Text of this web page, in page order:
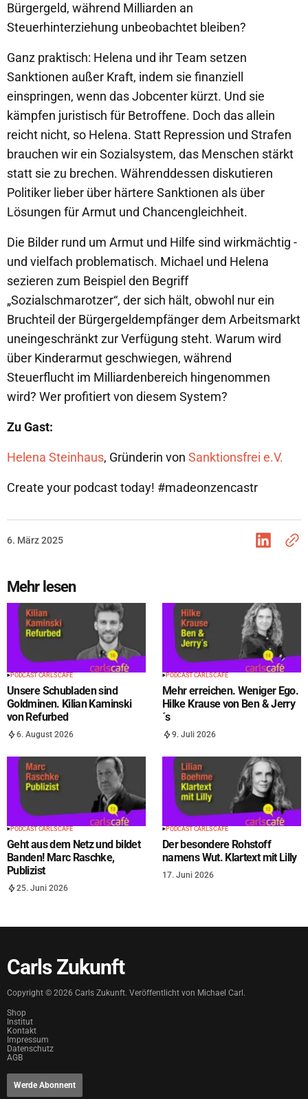
Bürgergeld, während Milliarden an
Steuerhinterziehung unbeobachtet bleiben?
Ganz praktisch: Helena und ihr Team setzen
Sanktionen außer Kraft, indem sie finanziell
einspringen, wenn das Jobcenter kürzt. Und sie
kämpfen juristisch für Betroffene. Doch das allein
reicht nicht, so Helena. Statt Repression und Strafen
brauchen wir ein Sozialsystem, das Menschen stärkt
statt sie zu brechen. Währenddessen diskutieren
Politiker lieber über härtere Sanktionen als über
Lösungen für Armut und Chancengleichheit.
Die Bilder rund um Armut und Hilfe sind wirkmächtig -
und vielfach problematisch. Michael und Helena
sezieren zum Beispiel den Begriff
„Sozialschmarotzer“, der sich hält, obwohl nur ein
Bruchteil der Bürgergeldempfänger dem Arbeitsmarkt
uneingeschränkt zur Verfügung steht. Warum wird
über Kinderarmut geschwiegen, während
Steuerflucht im Milliardenbereich hingenommen
wird? Wer profitiert von diesem System?
Zu Gast:
Helena Steinhaus, Gründerin von Sanktionsfrei e.V.
Create your podcast today! #madeonzencastr
6. März 2025
Mehr lesen
PODCAST CARLS CAFÉ
Unsere Schubladen sind
Goldminen. Kilian Kaminski
von Refurbed
6. August 2026
PODCAST CARLS CAFÉ
Mehr erreichen. Weniger Ego.
Hilke Krause von Ben & Jerry
´s
9. Juli 2026
PODCAST CARLS CAFÉ
Geht aus dem Netz und bildet
Banden! Marc Raschke,
Publizist
25. Juni 2026
PODCAST CARLS CAFÉ
Der besondere Rohstoff
namens Wut. Klartext mit Lilly
17. Juni 2026
Carls Zukunft
Copyright © 2026 Carls Zukunft. Veröffentlicht von Michael Carl.
Shop
Institut
Kontakt
Impressum
Datenschutz
AGB
Werde Abonnent